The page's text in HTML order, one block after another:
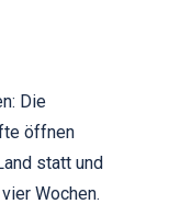
Die
öffnen
statt und
Wochen.